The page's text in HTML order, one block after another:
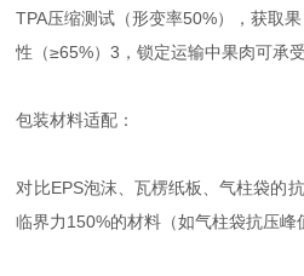
TPA压缩测试（形变率50%），获取
性（≥65%）3，锁定运输中果肉可承
包装材料适配：
对比EPS泡沫、瓦楞纸板、气柱袋的
临界力150%的材料（如气柱袋抗压峰